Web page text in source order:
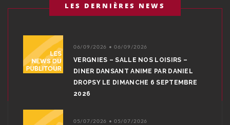
LES DERNIÈRES NEWS
06/09/2026 • 06/09/2026
VERGNIES – SALLE NOS LOISIRS –
DINER DANSANT ANIME PAR DANIEL
DROPSY LE DIMANCHE 6 SEPTEMBRE
2026
05/07/2026 • 05/07/2026